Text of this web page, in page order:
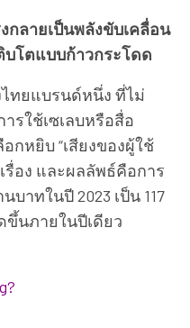
งกลายเป็นพลังขับเคลื่อน
บโตแบบก้าวกระโดด
ทยแบรนด์หนึ่ง ที่ไม่
ารใช้เซเลบหรือสื่อ
หยิบ “เสียงของผู้ใช้
รื่อง และผลลัพธ์คือการ
บาทในปี 2023 เป็น 117
ขึ้นภายในปีเดียว